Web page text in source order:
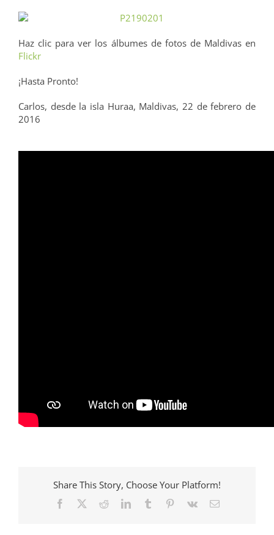
Haz clic para ver los álbumes de fotos de Maldivas en
Flickr
¡Hasta Pronto!
Carlos, desde la isla Huraa, Maldivas, 22 de febrero de
2016
Share This Story, Choose Your Platform!
Facebook RedditLinkedInTumblr Pinterest
Vk
Correo